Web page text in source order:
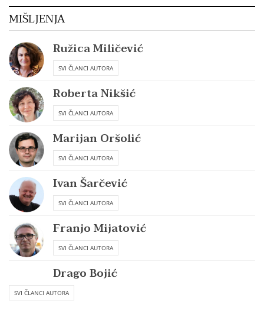
MIŠLJENJA
Ružica Miličević
SVI ČLANCI AUTORA
Roberta Nikšić
SVI ČLANCI AUTORA
Marijan Oršolić
SVI ČLANCI AUTORA
Ivan Šarčević
SVI ČLANCI AUTORA
Franjo Mijatović
SVI ČLANCI AUTORA
Drago Bojić
SVI ČLANCI AUTORA